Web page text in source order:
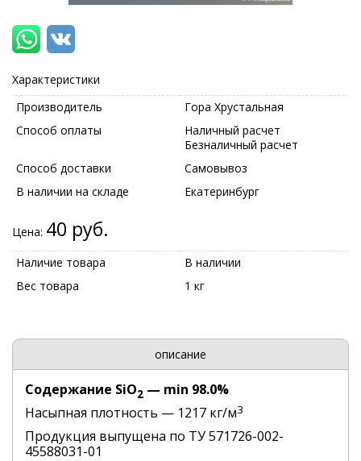
Характеристики
Производитель
Гора Хрустальная
Способ оплаты
Наличный расчет
Безналичный расчет
Способ доставки
Самовывоз
В наличии на складе
Екатеринбург
Цена: 40 руб.
Наличие товара
В наличии
Вес товара
1 кг
описание
Содержание SiO2 — min 98.0%
Насыпная плотность — 1217 кг/м3
Продукция выпущена по ТУ 571726-002-
45588031-01